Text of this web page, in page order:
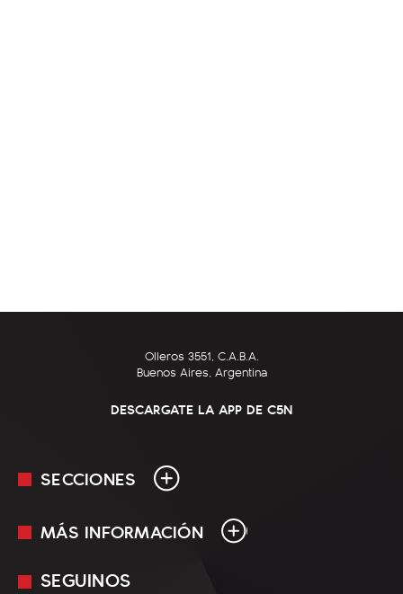
Olleros 3551, C.A.B.A.
Buenos Aires, Argentina
DESCARGATE LA APP DE C5N
SECCIONES
En Vivo
MÁS INFORMACIÓN
Mediakit
SEGUINOS